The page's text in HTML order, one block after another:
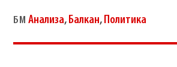
БМ Анализа, Балкан, Политика